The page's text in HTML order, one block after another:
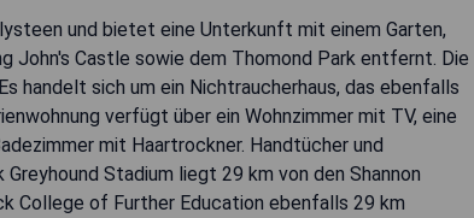
und bietet eine Unterkunft mit einem Garten,
John's Castle sowie dem Thomond Park entfernt. Die
handelt sich um ein Nichtraucherhaus, das ebenfalls
verfügt über ein Wohnzimmer mit TV, eine
mit Haartrockner. Handtücher und
Stadium liegt 29 km von den Shannon
College of Further Education ebenfalls 29 km